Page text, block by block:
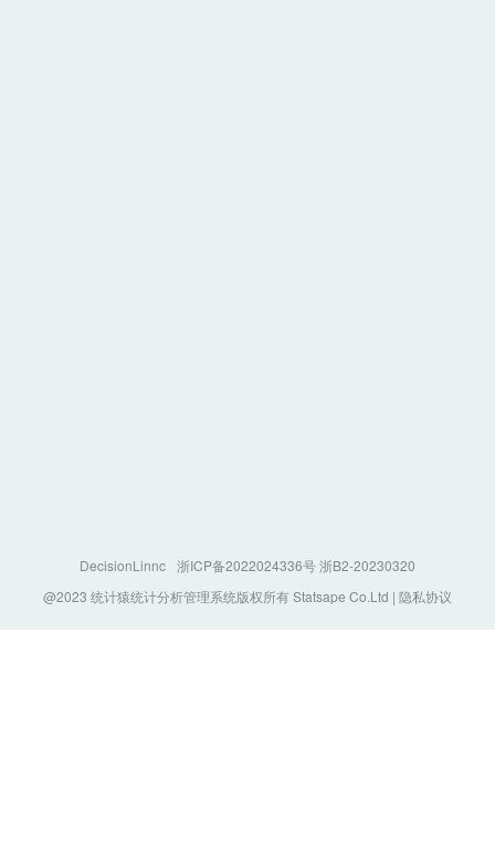
DecisionLinnc 浙ICP备2022024336号 浙B2-20230320
@2023 统计猿统计分析管理系统版权所有 Statsape Co.Ltd | 隐私协议